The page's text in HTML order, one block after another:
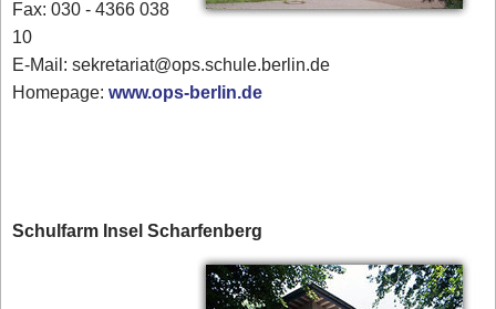
Fax: 030 - 4366 038
10
E-Mail: sekretariat@ops.schule.berlin.de
Homepage:www.ops-berlin.de
Schulfarm Insel Scharfenberg